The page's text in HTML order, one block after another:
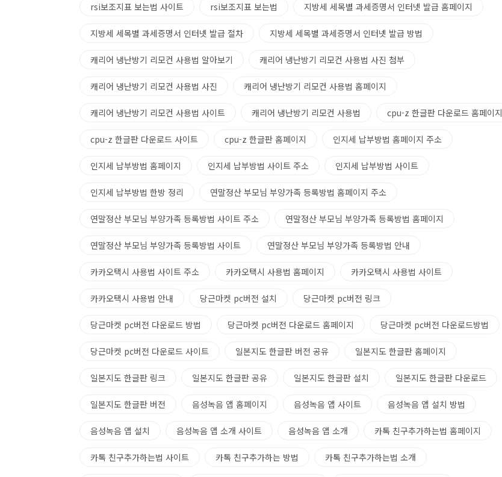
rsi보조지표 보는법 사이트 rsi보조지표 보는법 지방세 세목별 과세증명서 인터넷 발급 홈페이지
지방세 세목별 과세증명서 인터넷 발급 절차 지방세 세목별 과세증명서 인터넷 발급 방법
캐리어 냉난방기 리모컨 사용법 알아보기 캐리어 냉난방기 리모컨 사용법 사진 첨부
캐리어 냉난방기 리모컨 사용법 사진 캐리어 냉난방기 리모컨 사용법 홈페이지
캐리어 냉난방기 리모컨 사용법 사이트 캐리어 냉난방기 리모컨 사용법 cpu-z 한글판 다운로드 홈페이지
cpu-z 한글판 다운로드 사이트 cpu-z 한글판 홈페이지 인지세 납부방법 홈페이지 주소
인지세 납부방법 홈페이지 인지세 납부방법 사이트 주소 인지세 납부방법 사이트
인지세 납부방법 한방 정리 연말정산 부모님 부양가족 등록방법 홈페이지 주소
연말정산 부모님 부양가족 등록방법 사이트 주소 연말정산 부모님 부양가족 등록방법 홈페이지
연말정산 부모님 부양가족 등록방법 사이트 연말정산 부모님 부양가족 등록방법 안내
카카오택시 사용법 사이트 주소 카카오택시 사용법 홈페이지 카카오택시 사용법 사이트
카카오택시 사용법 안내 당근마켓 pc버전 설치 당근마켓 pc버전 링크
당근마켓 pc버전 다운로드 방법 당근마켓 pc버전 다운로드 홈페이지 당근마켓 pc버전 다운로드방법
당근마켓 pc버전 다운로드 사이트 일본지도 한글판 버전 공유 일본지도 한글판 홈페이지
일본지도 한글판 링크 일본지도 한글판 공유 일본지도 한글판 설치 일본지도 한글판 다운로드
일본지도 한글판 버전 음성녹음 앱 홈페이지 음성녹음 앱 사이트 음성녹음 앱 설치 방법
음성녹음 앱 설치 음성녹음 앱 소개 사이트 음성녹음 앱 소개 카톡 친구추가하는법 홈페이지
카톡 친구추가하는법 사이트 카톡 친구추가하는 방법 카톡 친구추가하는법 소개